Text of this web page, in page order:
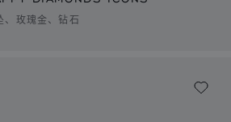
、玫瑰金、钻石